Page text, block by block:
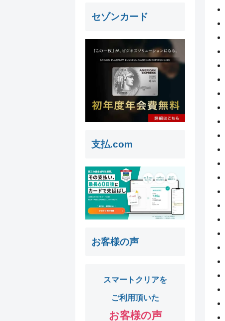
セゾンカード
支払.com
お客様の声
スマートクリアを
ご利用頂いた
お客様の声